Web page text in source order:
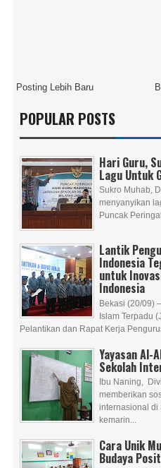
Posting Lebih Baru
POPULAR POSTS
Hari Guru,
Lagu Untuk
Sukro Muhab,
menyanyikan
Puncak
Lantik
Indonesia
untuk
Indonesia
Bekasi (20/09)
Islam Terpadu
Pelantikan dan Rapat Kerja
Yayasan Al-
Sekolah
Ibu Naning,
memberikan
internasional di
kemarin...
Cara Unik
Budaya